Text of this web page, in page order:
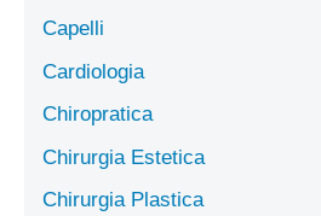
Capelli
Cardiologia
Chiropratica
Chirurgia Estetica
Chirurgia Plastica